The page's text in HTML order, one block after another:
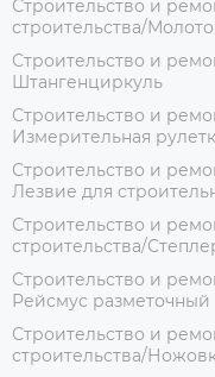
Строительство и
строительства/
Строительство и
Штангенциркуль
Строительство и
Измерительная
Строительство и
Лезвие для
Строительство и
строительства/
Строительство и
Рейсмус разметочный
Строительство и
строительства/